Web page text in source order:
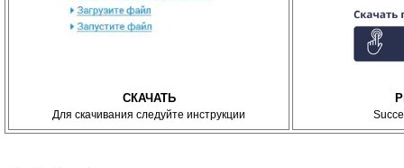
СКАЧАТЬ
Для скачивания следуйте инструкции